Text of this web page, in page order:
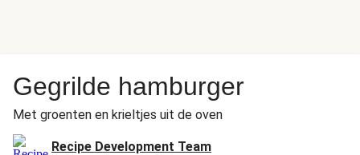
Gegrilde hamburger
Met groenten en krieltjes uit de oven
Recipe Development Team